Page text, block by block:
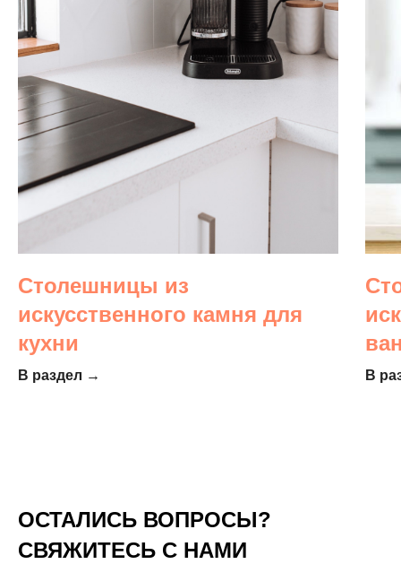
Столешницы из
искусственного камня для
кухни
В раздел → В
ОСТАЛИСЬ ВОПРОСЫ?
СВЯЖИТЕСЬ С НАМИ